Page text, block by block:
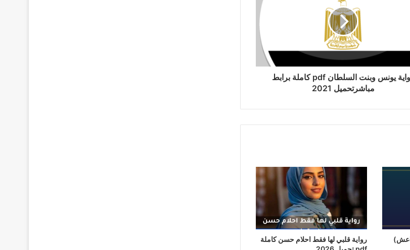
رواية يونس وبنت السلطان pdf كاملة برابط
مباشرتحميل 2021
رواية قلبي لها فقط احلام حسن كاملة